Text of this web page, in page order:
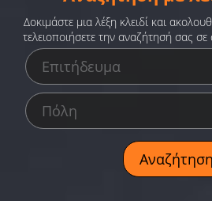
Ειδήσεις
Παιχνίδια
Ραδιόφωνο
Ταινίες
Δοκιμάστε μια λέξη κλειδί και
τελειοποιήσετε την αναζήτησή σας